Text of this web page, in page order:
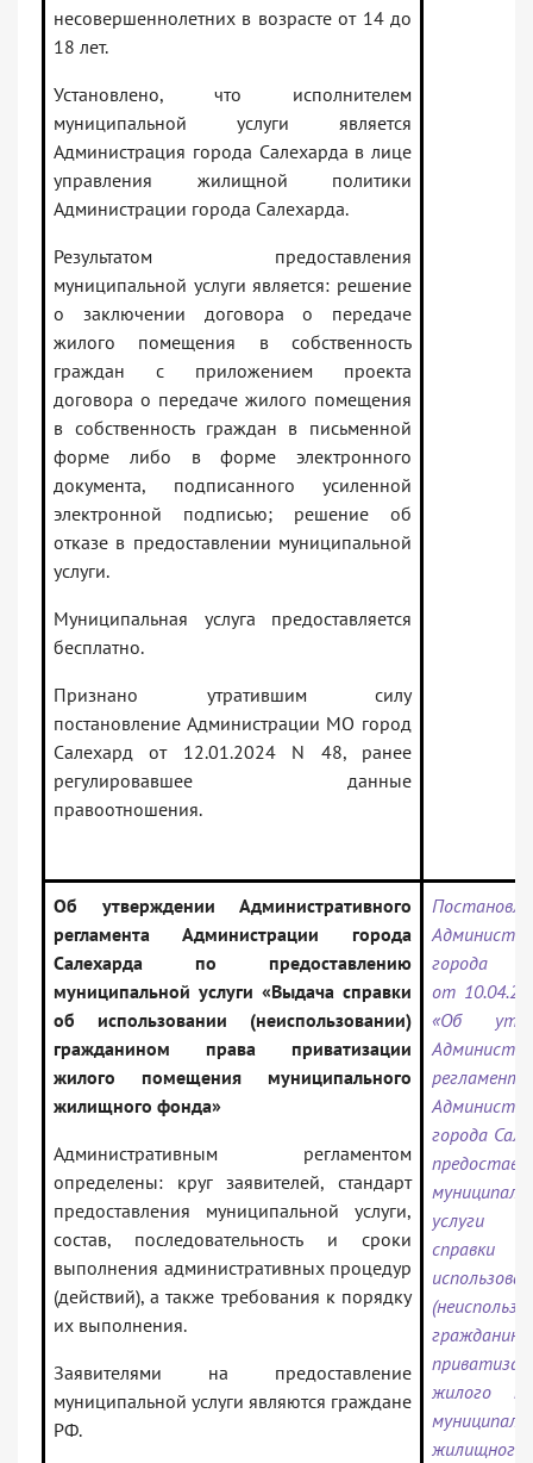
несовершеннолетних в возрасте от 14 до
18 лет.
Установлено, что исполнителем
муниципальной услуги является
Администрация города Салехарда в лице
управления жилищной политики
Администрации города Салехарда.
Результатом предоставления
муниципальной услуги является: решение
о заключении договора о передаче
жилого помещения в собственность
граждан с приложением проекта
договора о передаче жилого помещения
в собственность граждан в письменной
форме либо в форме электронного
документа, подписанного усиленной
электронной подписью; решение об
отказе в предоставлении муниципальной
услуги.
Муниципальная услуга предоставляется
бесплатно.
Признано утратившим силу
постановление Администрации МО город
Салехард от 12.01.2024 N 48, ранее
регулировавшее данные
правоотношения.
Об утверждении Административного
регламента Администрации города
Салехарда по предоставлению
муниципальной услуги «Выдача справки
об использовании (неиспользовании)
гражданином права приватизации
жилого помещения муниципального
жилищного фонда»
Административным регламентом
определены: круг заявителей, стандарт
предоставления муниципальной услуги,
состав, последовательность и сроки
выполнения административных процедур
(действий), а также требования к порядку
их выполнения.
Заявителями на предоставление
муниципальной услуги являются граждане
РФ.
города
от
«Об
регламента
города
услуги
жилого
жилищного